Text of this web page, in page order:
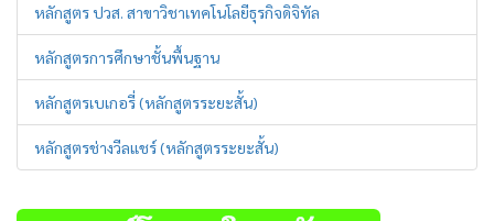
หลักสูตร ปวส. สาขาวิชาเทคโนโลยีธุรกิจดิจิทัล
หลักสูตรการศึกษาชั้นพื้นฐาน
หลักสูตรเบเกอรี่ (หลักสูตรระยะสั้น)
หลักสูตรช่างวีลแชร์ (หลักสูตรระยะสั้น)